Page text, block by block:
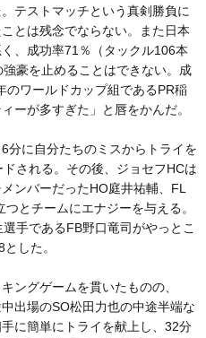
テストマッチという真剣勝負に
とは残念でならない。また日本
、成功率71％（タックル106本
豪を止めることはできない。成
ワールドカップ組であるPR稲
ーが多すぎた」と唇をかんだ。
に自分たちのミスからトライを
される。その後、ジョセフHCは
ンバーだったHO庭井祐輔、FL
とチームにエナジーを与える。
手であるFB野口竜司がやっとこ
した。
ングゲームを貫いたものの、
出場のSO松田力也の中途半端な
に簡単にトライを献上し、32分